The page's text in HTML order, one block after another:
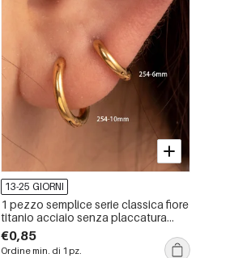
13-25 GIORNI
1 pezzo semplice serie classica fiore
titanio acciaio senza placcatura
materiale orecchini da donna
piercing
€0,85
Ordine min. di 1 pz.